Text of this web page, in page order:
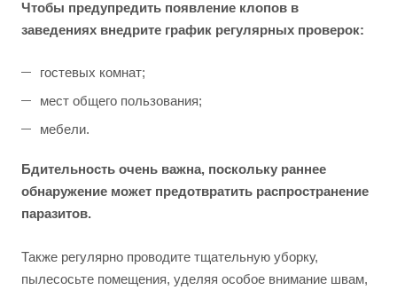
Чтобы предупредить появление клопов в
заведениях внедрите график регулярных проверок:
гостевых комнат;
мест общего пользования;
мебели.
Бдительность очень важна, поскольку раннее
обнаружение может предотвратить распространение
паразитов.
Также регулярно проводите тщательную уборку,
пылесосьте помещения, уделяя особое внимание швам,